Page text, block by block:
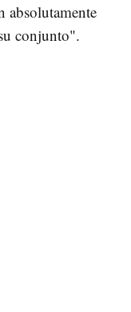
absolutamente
conjunto".